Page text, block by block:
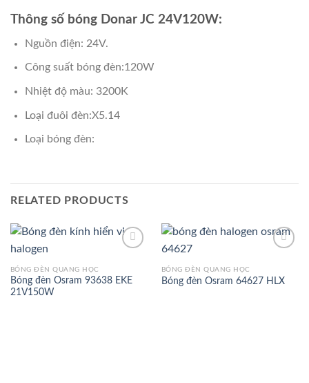
Thông số bóng Donar JC 24V120W:
Nguồn điện: 24V.
Công suất bóng đèn:120W
Nhiệt độ màu: 3200K
Loại đuôi đèn:X5.14
Loại bóng đèn:
RELATED PRODUCTS
Add to
BÓNG ĐÈN QUANG HỌC
Bóng đèn Osram 93638 EKE
21V150W
Add to
BÓNG ĐÈN QUANG HỌC
Bóng đèn Osram 64627 HLX